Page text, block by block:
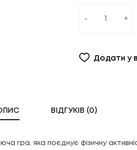
- +
Додати у
ВІДГУКІВ (0)
гра, яка поєднує фізичну